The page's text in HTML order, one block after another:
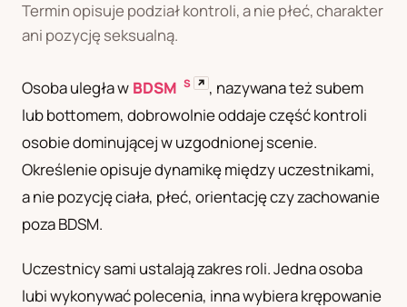
T
U W Z Ł
Polityka redakcyjna
Polski Русский
UA
Українська
Termin opisuje podział kontroli, a nie płeć, charakter
ani pozycję seksualną.
Osoba uległa w BDSM S ↗ , nazywana też subem
lub bottomem, dobrowolnie oddaje część kontroli
osobie dominującej w uzgodnionej scenie.
Określenie opisuje dynamikę między uczestnikami,
a nie pozycję ciała, płeć, orientację czy zachowanie
poza BDSM.
Uczestnicy sami ustalają zakres roli. Jedna osoba
lubi wykonywać polecenia, inna wybiera krępowanie